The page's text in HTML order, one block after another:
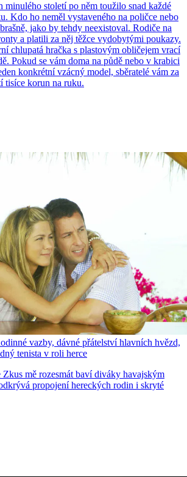
minulého století po něm toužilo snad každé
Kdo ho neměl vystaveného na poličce nebo
jako by tehdy neexistoval. Rodiče na
a platili za něj těžce vydobytými poukazy.
chlupatá hračka s plastovým obličejem vrací
Pokud se vám doma na půdě nebo v krabici
konkrétní vzácný model, sběratelé vám za
tisíce korun na ruku.
vazby, dávné přátelství hlavních hvězd,
tenista v roli herce
mě rozesmát baví diváky havajským
propojení hereckých rodin i skryté